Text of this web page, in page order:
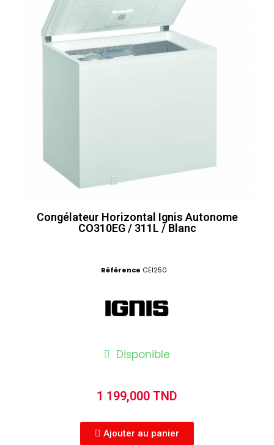
Congélateur Horizontal Ignis Autonome
CO310EG / 311L / Blanc
Référence CEI250
Disponible
1 199,000 TND
Ajouter au panier